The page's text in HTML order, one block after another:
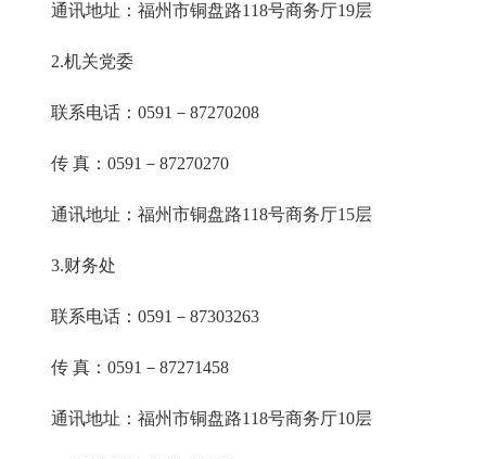
通讯地址：福州市铜盘路118号商务厅19层
2.机关党委
联系电话：0591－87270208
传 真：0591－87270270
通讯地址：福州市铜盘路118号商务厅15层
3.财务处
联系电话：0591－87303263
传 真：0591－87271458
通讯地址：福州市铜盘路118号商务厅10层